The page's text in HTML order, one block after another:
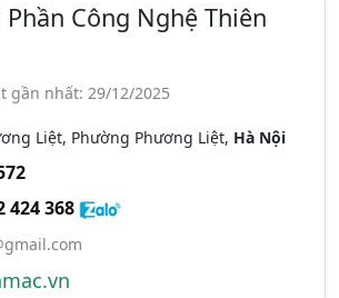
Phần Công Nghệ Thiên
gần nhất: 29/12/2025
Liệt, Phường Phương Liệt, Hà Nội
424 368